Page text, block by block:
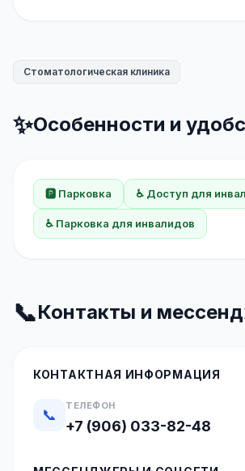
Стоматологическая клиника
✨Особенности и
🅿️ Парковка ♿ Доступ для
♿ Парковка для инвалидов
📞Контакты и
КОНТАКТНАЯ ИНФОРМАЦИЯ
📞
ТЕЛЕФОН
+7 (906) 033-82-48